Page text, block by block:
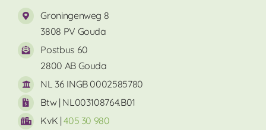
Groningenweg 8
3808 PV Gouda
Postbus 60
2800 AB Gouda
NL 36 INGB 0002585780
Btw | NL003108764.B01
KvK |405 30 980